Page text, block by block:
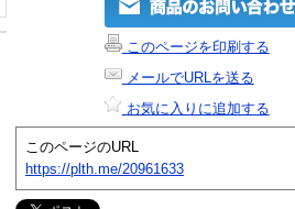
このページを印刷する
メールでURLを送る
お気に入りに追加する
このページのURL
https://plth.me/20961633